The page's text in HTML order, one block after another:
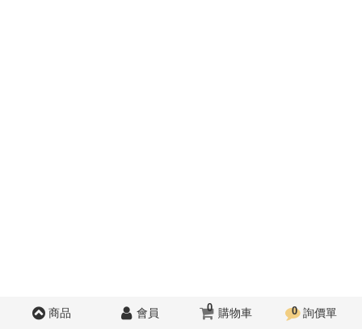
商品 會員 0 購物車 0 詢價單